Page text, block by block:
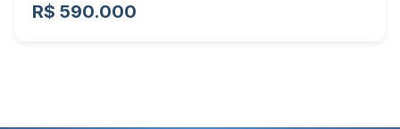
R$ 590.000